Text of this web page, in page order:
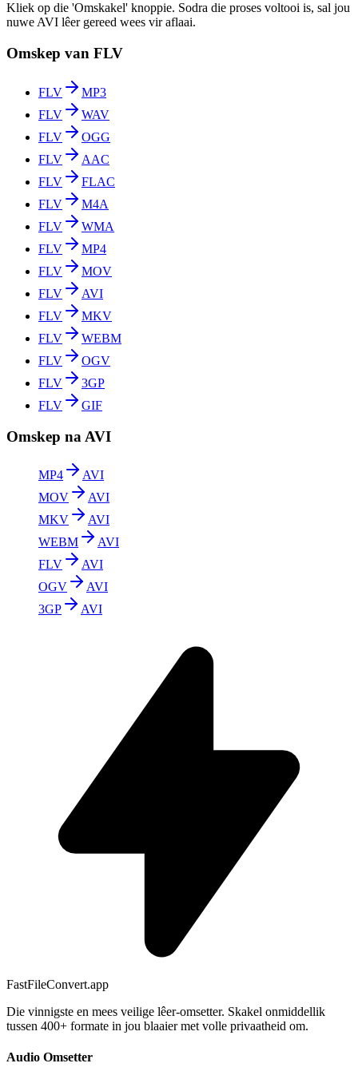
Kliek op die 'Omskakel' knoppie. Sodra die proses voltooi is, sal jou
nuwe AVI lêer gereed wees vir aflaai.
Omskep van FLV
FLV
MP3
FLV
WAV
FLV
OGG
FLV
AAC
FLV
FLAC
FLV
M4A
FLV
WMA
FLV
MP4
FLV
MOV
FLV
AVI
FLV
MKV
FLV
WEBM
FLV
OGV
FLV
3GP
FLV
GIF
Omskep na AVI
MP4
AVI
MOV
AVI
MKV
AVI
WEBM
AVI
FLV
AVI
OGV
AVI
3GP
AVI
FastFileConvert.app
Die vinnigste en mees veilige lêer-omsetter. Skakel onmiddellik
tussen 400+ formate in jou blaaier met volle privaatheid om.
Audio Omsetter